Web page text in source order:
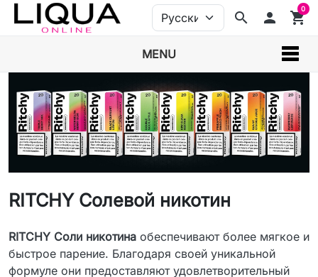
search person shopping_cart
0
MENU
RITCHY Солевой никотин
RITCHY Соли никотина обеспечивают более мягкое и
быстрое парение. Благодаря своей уникальной
формуле они предоставляют удовлетворительный